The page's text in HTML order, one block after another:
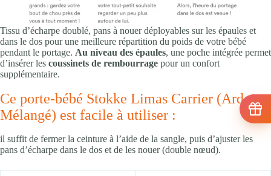
Tissu d’écharpe doublé, pans à nouer déployables sur les épaules et
dans le dos pour une meilleure répartition du poids de votre bébé
pendant le portage. Au niveau des épaules, une poche intégrée permet
d’insérer les coussinets de rembourrage pour un confort
supplémentaire.
Ce porte-bébé Stokke Limas Carrier (Ardoise
Mélangé) est facile à utiliser :
il suffit de fermer la ceinture à l’aide de la sangle, puis d’ajuster les
pans d’écharpe dans le dos et de les nouer (double nœud).